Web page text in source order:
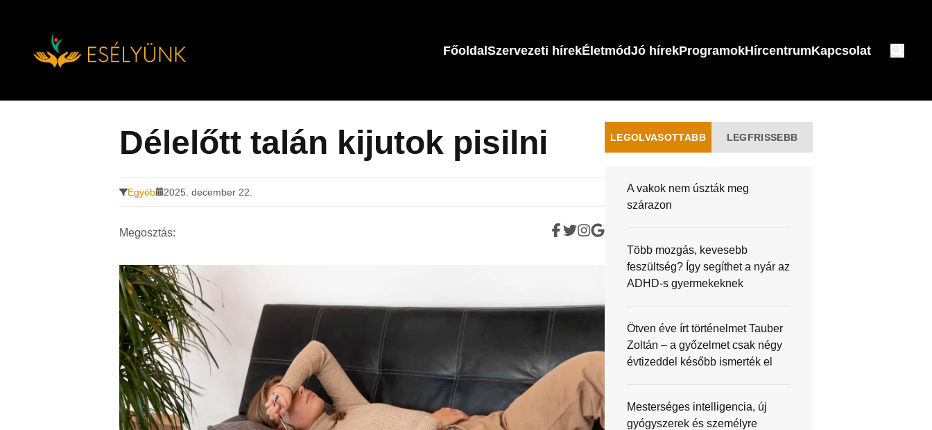
FőoldalSzervezeti hírekÉletmódJó hírekProgramokHírcentrumKapcsolat
Délelőtt talán kijutok pisilni
Egyéb 2025. december 22.
Megosztás:
LEGOLVASOTTABB LEGFRISSEBB
A vakok nem úszták meg
szárazon
Több mozgás, kevesebb
feszültség? Így segíthet a nyár az
ADHD-s gyermekeknek
Ötven éve írt történelmet Tauber
Zoltán – a győzelmet csak négy
évtizeddel később ismerték el
Mesterséges intelligencia, új
gyógyszerek és személyre